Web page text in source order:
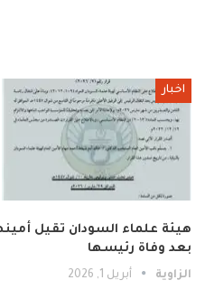
اخبار
هيئة علماء السودان تقيل
بعد وفاة رئيسها
الزاوية أبريل 1, 2026